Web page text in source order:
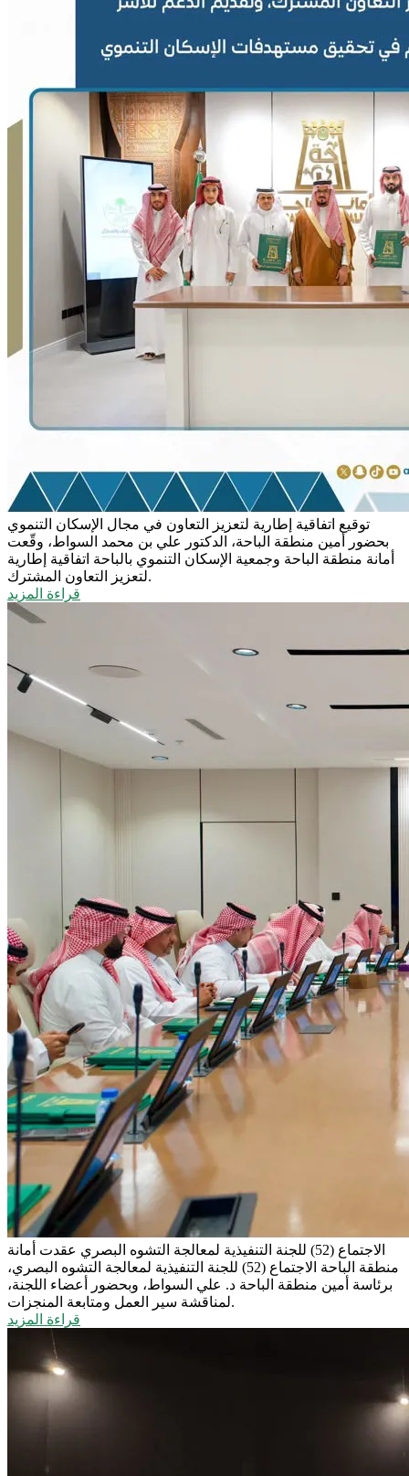
توقيع اتفاقية إطارية لتعزيز التعاون في مجال الإسكان التنموي
بحضور أمين منطقة الباحة، الدكتور علي بن محمد السواط، وقّعت
أمانة منطقة الباحة وجمعية الإسكان التنموي بالباحة اتفاقية إطارية
لتعزيز التعاون المشترك.
قراءة المزيد
الاجتماع (52) للجنة التنفيذية لمعالجة التشوه البصري
عقدت أمانة
منطقة الباحة الاجتماع (52) للجنة التنفيذية لمعالجة التشوه البصري،
برئاسة أمين منطقة الباحة د. علي السواط، وبحضور أعضاء اللجنة،
لمناقشة سير العمل ومتابعة المنجزات.
قراءة المزيد